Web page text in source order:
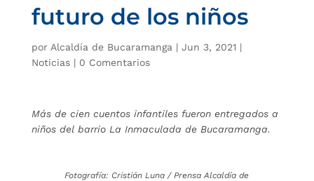
futuro de los niños
por Alcaldía de Bucaramanga | Jun 3, 2021 |
Noticias| 0 Comentarios
Más de cien cuentos infantiles fueron entregados a
niños del barrio La Inmaculada de Bucaramanga.
Fotografía: Cristián Luna / Prensa Alcaldía de